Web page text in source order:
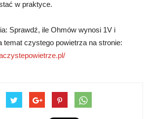
w praktyce.
Sprawdź, ile Ohmów wynosi 1V i
temat czystego powietrza na stronie: